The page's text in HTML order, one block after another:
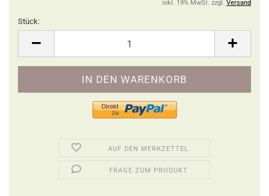
inkl. 19% MwSt. zzgl. Versand
Stück:
AUF DEN MERKZETTEL
FRAGE ZUM PRODUKT